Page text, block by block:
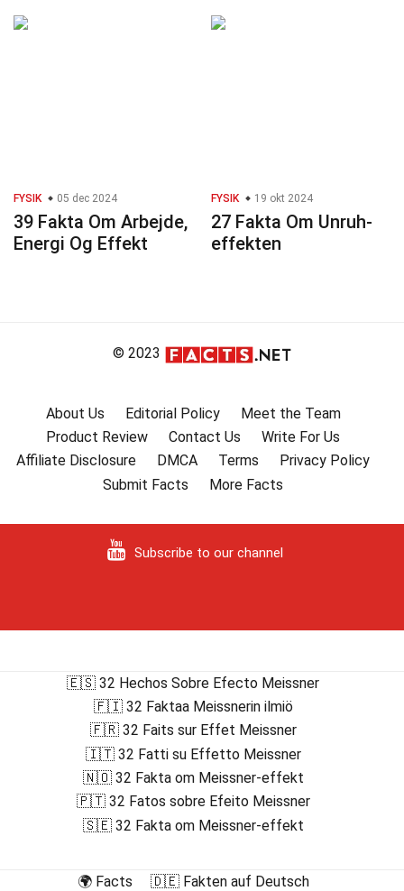
FYSIK 05 dec 2024
39 Fakta Om Arbejde,
Energi Og Effekt
FYSIK 19 okt 2024
27 Fakta Om Unruh-
effekten
© 2023
About Us Editorial Policy
Meet the Team
Product Review
Contact Us
Write For Us
Affiliate Disclosure
DMCA Terms
Privacy Policy
Submit Facts
More Facts
Subscribe to our channel
🇪🇸 32 Hechos Sobre Efecto Meissner
🇫🇮 32 Faktaa Meissnerin ilmiö
🇫🇷 32 Faits sur Effet Meissner
🇮🇹 32 Fatti su Effetto Meissner
🇳🇴 32 Fakta om Meissner-effekt
🇵🇹 32 Fatos sobre Efeito Meissner
🇸🇪 32 Fakta om Meissner-effekt
🌍 Facts 🇩🇪 Fakten auf Deutsch